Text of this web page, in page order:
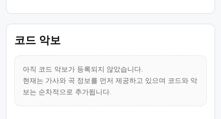
코드 악보
아직 코드 악보가 등록되지 않았습니다.
현재는 가사와 곡 정보를 먼저 제공하고 있으며 코드와 악
보는 순차적으로 추가됩니다.